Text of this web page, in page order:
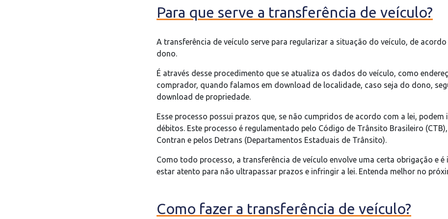
Para que serve a transferência de veículo?
A transferência de veículo serve para regularizar a situação do veículo, de
dono.
É através desse procedimento que se atualiza os dados do veículo, como
comprador, quando falamos em download de localidade, caso seja do dono,
download de propriedade.
Esse processo possui prazos que, se não cumpridos de acordo com a lei, podem
débitos. Este processo é regulamentado pelo Código de Trânsito Brasileiro
Contran e pelos Detrans (Departamentos Estaduais de Trânsito).
Como todo processo, a transferência de veículo envolve uma certa obrigação e
estar atento para não ultrapassar prazos e infringir a lei. Entenda melhor no
Como fazer a transferência de veículo?